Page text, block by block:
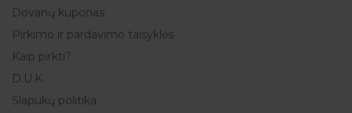
Dovanų kuponas
Pirkimo ir pardavimo taisyklės
Kaip pirkti?
D.U.K.
Slapukų politika